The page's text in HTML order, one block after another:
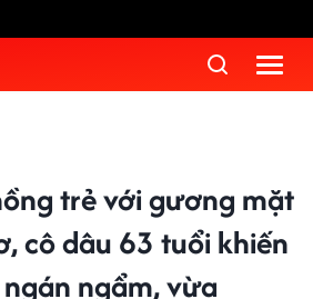
trẻ với gương mặt
cô dâu 63 tuổi khiến
ngẩm, vừa